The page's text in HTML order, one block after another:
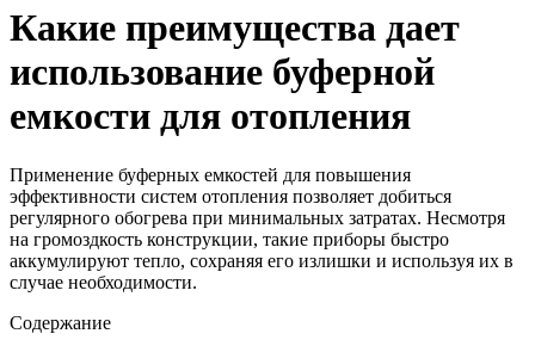
Какие преимущества дает
использование буферной
емкости для отопления
Применение буферных емкостей для повышения
эффективности систем отопления позволяет добиться
регулярного обогрева при минимальных затратах. Несмотря
на громоздкость конструкции, такие приборы быстро
аккумулируют тепло, сохраняя его излишки и используя их в
случае необходимости.
Содержание